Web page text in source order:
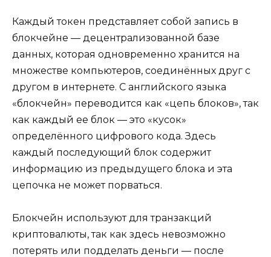
Каждый токен представляет собой запись в
блокчейне — децентрализованной базе
данных, которая одновременно хранится на
множестве компьютеров, соединённых друг с
другом в интернете. С английского языка
«блокчейн» переводится как «цепь блоков», так
как каждый ее блок — это «кусок»
определённого цифрового кода. Здесь
каждый последующий блок содержит
информацию из предыдущего блока и эта
цепочка не может порваться.
Блокчейн используют для транзакций
криптовалюты, так как здесь невозможно
потерять или подделать деньги — после